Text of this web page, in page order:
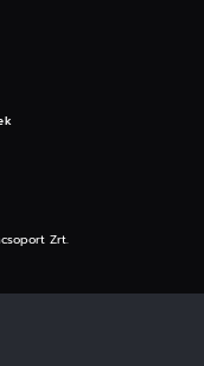
Zrt.